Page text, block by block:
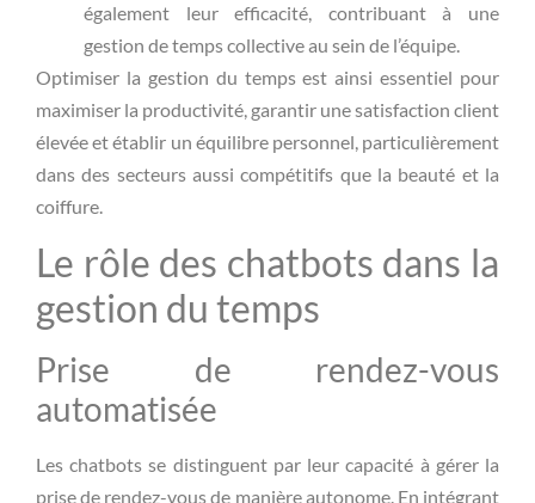
également leur efficacité, contribuant à une
gestion de temps collective au sein de l’équipe.
Optimiser la gestion du temps est ainsi essentiel pour
maximiser la productivité, garantir une satisfaction client
élevée et établir un équilibre personnel, particulièrement
dans des secteurs aussi compétitifs que la beauté et la
coiffure.
Le rôle des chatbots dans la
gestion du temps
Prise de rendez-vous
automatisée
Les chatbots se distinguent par leur capacité à gérer la
prise de rendez-vous de manière autonome. En intégrant